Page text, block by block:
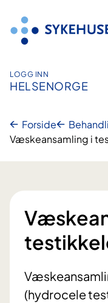
innhold
LOGG INN
HELSENORGE
Forside
Væskeansamling i
(hydrocele